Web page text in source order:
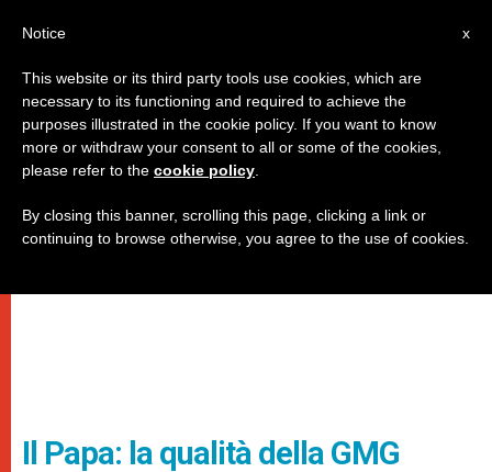
Il Papa: la qualità della GMG
x
Notice
This website or its third party tools use cookies, which are
necessary to its functioning and required to achieve the
purposes illustrated in the cookie policy. If you want to know
more or withdraw your consent to all or some of the cookies,
please refer to the cookie policy
By closing this banner, scrolling this page, clicking a link or
continuing to browse otherwise, you agree to the use of cookies.